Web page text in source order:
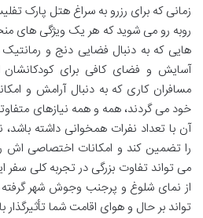
زمانی که برای رزرو به سراغ هتل پارک
روبه رو می شوید که هر یک ویژگی های
هایی که به دنبال فضایی دنج و
آسایش و فضای کافی برای
مسافران کاری که به دنبال آرامش و
خود می گردند، همه و همه نیازهای
آن با تعداد نفرات همخوانی داشته
را تضمین کند و امکانات اختصاصی اش
می تواند تفاوت بزرگی در تجربه کلی سفر
از نمای شلوغ و پرجنب وجوش شهر
تواند بر حال و هوای اقامت شما تأثیرگذار